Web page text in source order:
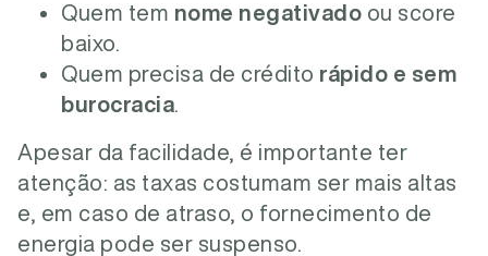
Quem tem nome negativado ou score
baixo.
Quem precisa de crédito rápido e sem
burocracia
Apesar da facilidade, é importante ter
atenção: as taxas costumam ser mais altas
e, em caso de atraso, o fornecimento de
energia pode ser suspenso.